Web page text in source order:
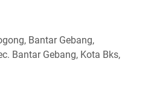
Bantar Gebang,
Bantar Gebang, Kota Bks,